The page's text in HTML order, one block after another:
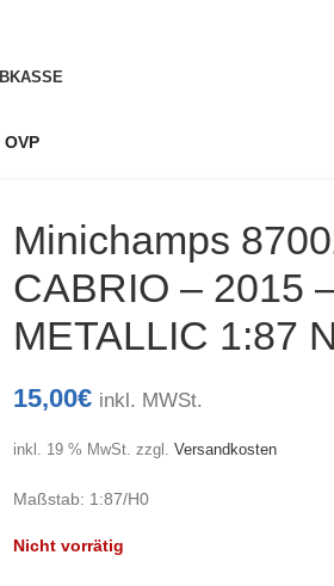
KASSE
Minichamps
CABRIO – 2015
METALLIC 1:87
15,00€ inkl. MWSt.
inkl. 19 % MwSt. zzgl. Versandkosten
Maßstab: 1:87/H0
Nicht vorrätig